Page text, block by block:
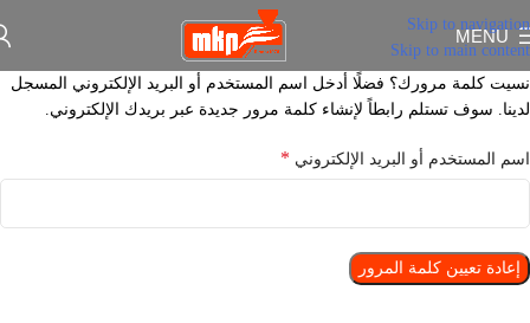
Skip to navigation
Skip to main content
MENU
نسيت كلمة مرورك؟ فضلًا أدخل اسم المستخدم أو البريد الإلكتروني المسجل
لدينا. سوف تستلم رابطاً لإنشاء كلمة مرور جديدة عبر بريدك الإلكتروني.
اسم المستخدم أو البريد الإلكتروني *
إعادة تعيين كلمة المرور